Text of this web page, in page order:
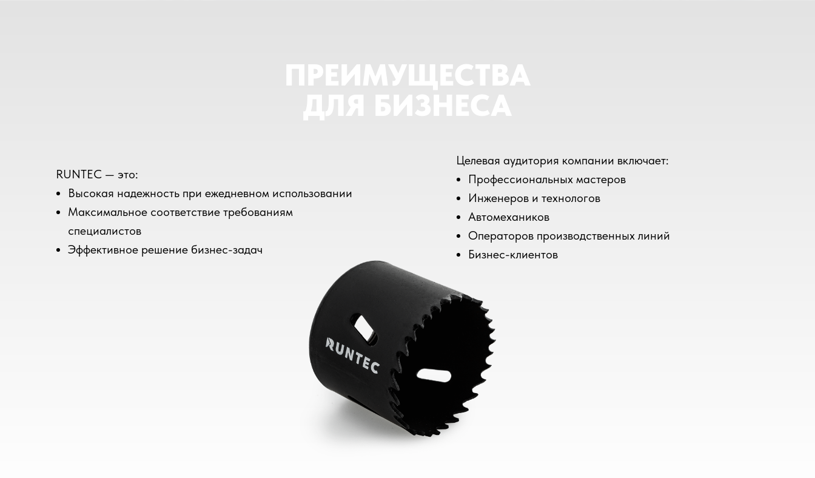
RUNTEC — это:
Высокая надежность при ежедневном использовании
Максимальное соответствие требованиям
специалистов
Эффективное решение бизнес-задач
Целевая аудитория компании включает:
Профессиональных мастеров
Инженеров и технологов
Автомехаников
Операторов производственных линий
Бизнес-клиентов
ПРЕИМУЩЕСТВА